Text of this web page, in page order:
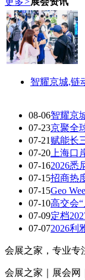
智耀京城,链
08-06智耀京
07-23京聚全
07-21 赋能长
07-20 上海口
07-162026悉
07-15招商热
07-15Geo
07-10高交会
07-09定档
07-072026利
会展之家，专业专
会展之家｜展会网